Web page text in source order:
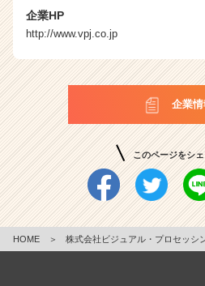
企業HP
http://www.vpj.co.jp
企業
このページをシ
HOME ＞ 株式会社ビジュアル・プロセッシ